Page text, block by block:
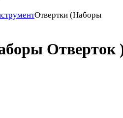
Отвертки (Наборы
Отверток